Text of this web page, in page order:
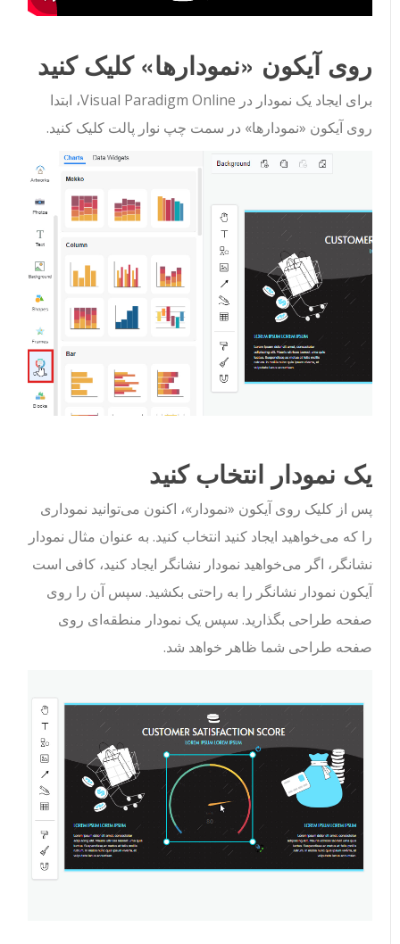
روی آیکون «نمودارها» کلیک کنید
برای ایجاد یک نمودار در Visual Paradigm Online، ابتدا
روی آیکون «نمودارها» در سمت چپ نوار پالت کلیک کنید.
یک نمودار انتخاب کنید
پس از کلیک روی آیکون «نمودار»، اکنون می‌توانید نموداری
را که می‌خواهید ایجاد کنید انتخاب کنید. به عنوان مثال نمودار
نشانگر، اگر می‌خواهید نمودار نشانگر ایجاد کنید، کافی است
آیکون نمودار نشانگر را به راحتی بکشید. سپس آن را روی
صفحه طراحی بگذارید. سپس یک نمودار منطقه‌ای روی
صفحه طراحی شما ظاهر خواهد شد.